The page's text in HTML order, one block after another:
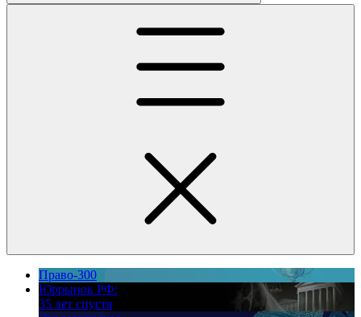
Право-300
Юррынок РФ:
35 лет спустя